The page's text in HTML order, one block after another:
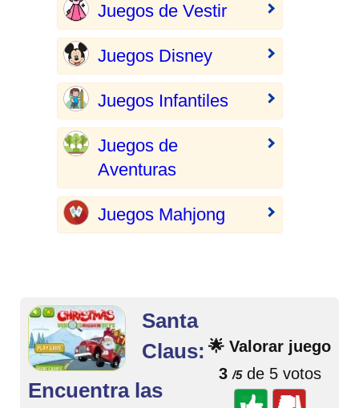
Juegos de Vestir
Juegos Disney
Juegos Infantiles
Juegos de
Aventuras
Juegos Mahjong
🌟 Valorar juego
3 /5de 5 votos
Santa
Claus:
Encuentra las